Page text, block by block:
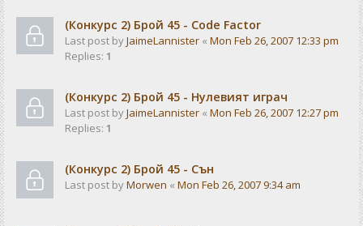
(Конкурс 2) Брой 45 - Code Factor
Last post byJaimeLannister « Mon Feb 26, 2007 12:33 pm
Replies: 1
(Конкурс 2) Брой 45 - Нулевият играч
Last post byJaimeLannister « Mon Feb 26, 2007 12:27 pm
Replies: 1
(Конкурс 2) Брой 45 - Сън
Last post byMorwen « Mon Feb 26, 2007 9:34 am